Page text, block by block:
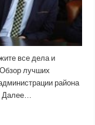
все дела и
лучших
района